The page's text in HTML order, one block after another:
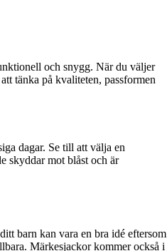
och snygg. När du väljer
tänka på kvaliteten, passformen
dagar. Se till att välja en
skyddar mot blåst och är
barn kan vara en bra idé eftersom
Märkesjackor kommer också i